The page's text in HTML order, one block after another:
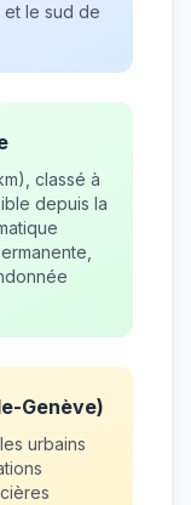
le sud de
classé à
depuis la
Genève)
urbains